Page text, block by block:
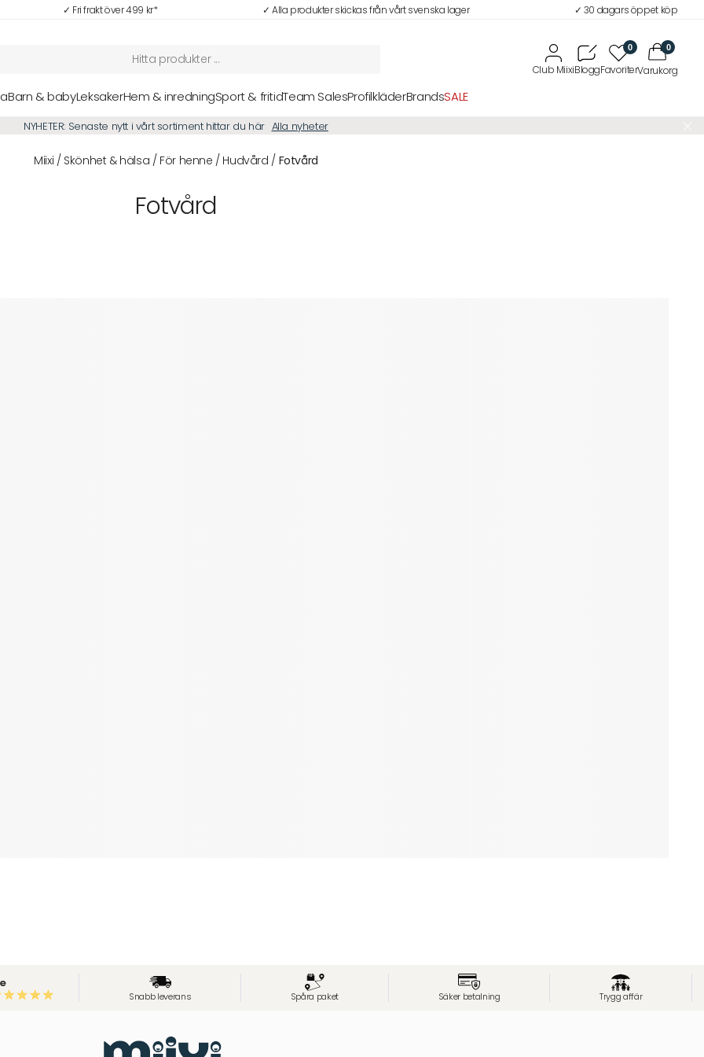
✓ Fri frakt över 499 kr* ✓ Alla produkter skickas från vårt svenska lager ✓ 30 dagars öppet köp
0 0
Barn & babyLeksakerHem & inredningSport & fritidTeam SalesProfilkläderBrandsSALE
NYHETER: Senaste nytt i vårt sortiment hittar du här Alla nyheter
Miixi / Skönhet & hälsa / För henne / Hudvård / Fotvård
Fotvård
Snabb leverans Spåra paket Säker betalning Trygg affär